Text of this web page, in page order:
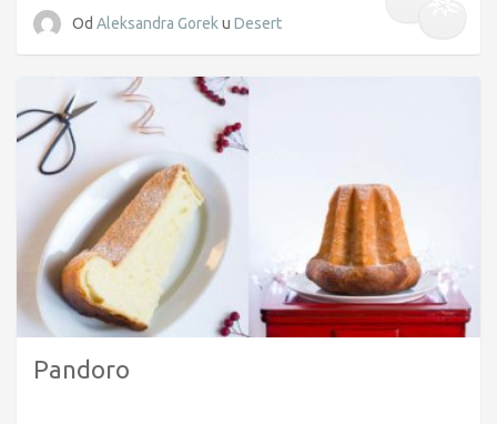
Od Aleksandra Gorek u Desert
Pandoro